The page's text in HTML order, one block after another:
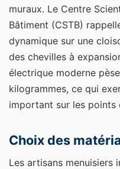
muraux. Le Centre
Bâtiment (CSTB)
dynamique sur une
des chevilles à
électrique moderne
kilogrammes, ce qui
important sur les points
Choix des
Les artisans menuisiers